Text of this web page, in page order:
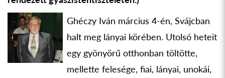
Ghéczy Iván március 4-én, Svájcban
halt meg lányai körében. Utolsó heteit
egy gyönyörű otthonban töltötte,
mellette felesége, fiai, lányai, unokái,